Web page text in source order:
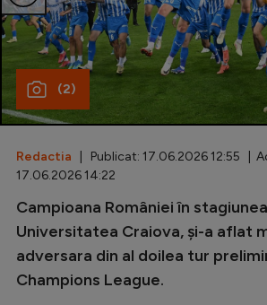
Fotbal feminin
Special
Diverse
Inedit
Clasamente
Champions League
Europa League
(2)
Redactia | Publicat: 17.06.2026 12:55 |
17.06.2026 14:22
Campioana României în
Universitatea Craiova, și-a aflat
adversara din al doilea tur
Champions League.